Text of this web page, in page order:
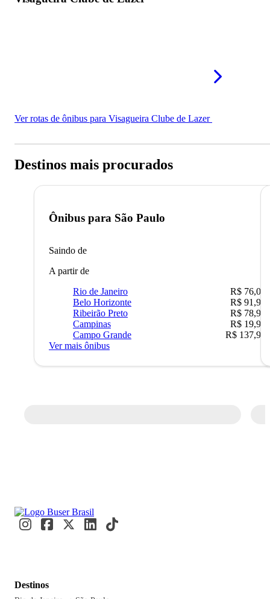
Ver rotas de ônibus para Visagueira Clube de Lazer
Destinos mais procurados
Ônibus para São Paulo
Saindo de
A partir de
Rio de Janeiro
R$ 76,09
Belo Horizonte
R$ 91,90
Ribeirão Preto
R$ 78,90
Campinas
R$ 19,90
Campo Grande
R$ 137,90
Ver mais ônibus
Destinos